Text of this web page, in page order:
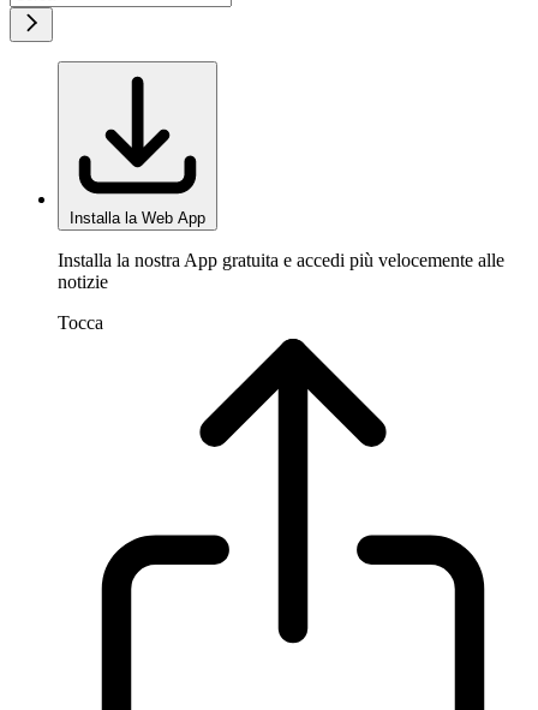
Installa la Web App
Installa la nostra App gratuita e accedi più velocemente alle
notizie
Tocca